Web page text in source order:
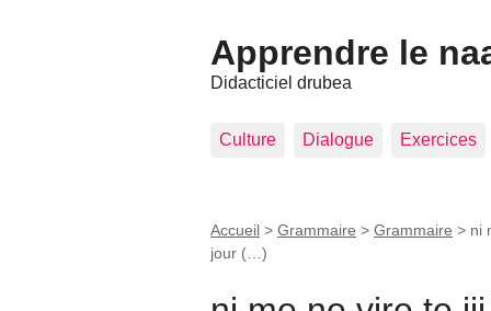
Apprendre le
Didacticiel drubea
Culture Dialogue Exercices
Accueil > Grammaire > Grammaire > ni
jour (…)